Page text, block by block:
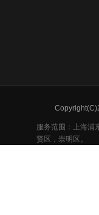
服务范围：上海浦
贤区，崇明区。